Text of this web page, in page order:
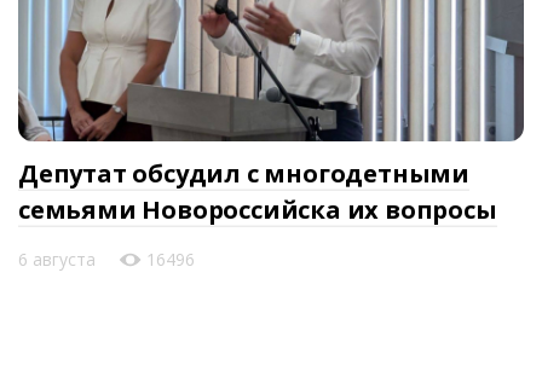
Депутат обсудил с многодетными
семьями Новороссийска их вопросы
6 августа 16496